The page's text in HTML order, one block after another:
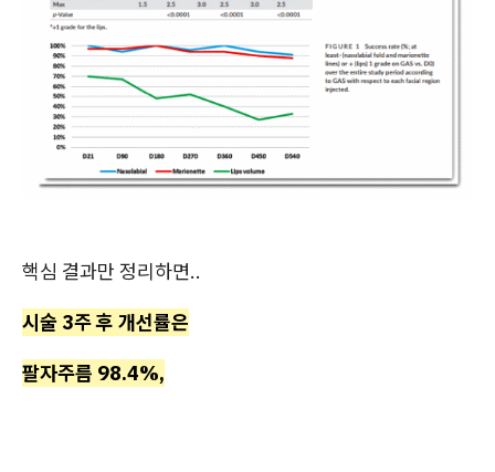
핵심 결과만 정리하면..
시술 3주 후 개선률은
팔자주름 98.4%,